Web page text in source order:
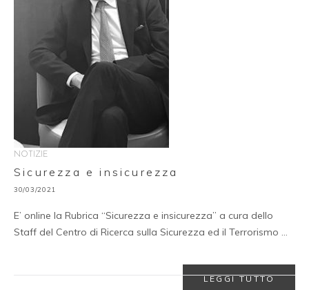
NOTIZIE
Sicurezza e insicurezza
30/03/2021
E’ online la Rubrica “Sicurezza e insicurezza” a cura dello
Staff del Centro di Ricerca sulla Sicurezza ed il Terrorismo …
LEGGI TUTTO